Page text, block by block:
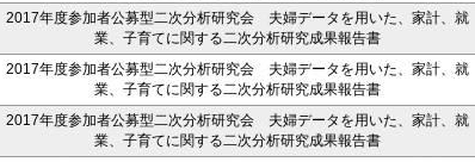
2017年度参加者公募型二次分析研究会 夫婦データを用いた、家計、就
業、子育てに関する二次分析研究成果報告書
2017年度参加者公募型二次分析研究会 夫婦データを用いた、家計、就
業、子育てに関する二次分析研究成果報告書
2017年度参加者公募型二次分析研究会 夫婦データを用いた、家計、就
業、子育てに関する二次分析研究成果報告書